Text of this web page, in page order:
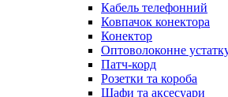
Кабель телефонний
Ковпачок конектора
Конектор
Оптоволоконне
Патч-корд
Розетки та короба
Шафи та аксесуари